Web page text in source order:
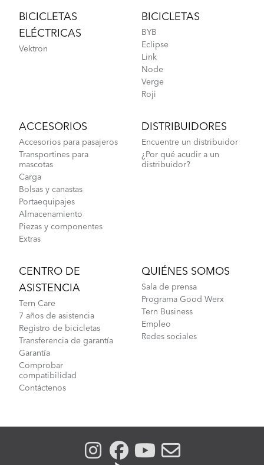
BICICLETAS
ELÉCTRICAS
Vektron
BICICLETAS
BYB
Eclipse
Link
Node
Verge
Roji
ACCESORIOS
Accesorios para pasajeros
Transportines para
mascotas
Carga
Bolsas y canastas
Portaequipajes
Almacenamiento
Piezas y componentes
Extras
DISTRIBUIDORES
Encuentre un distribuidor
¿Por qué acudir a un
distribuidor?
CENTRO DE
ASISTENCIA
Tern Care
7 años de asistencia
Registro de bicicletas
Transferencia de garantía
Garantía
Comprobar
compatibilidad
Contáctenos
QUIÉNES SOMOS
Sala de prensa
Programa Good Werx
Tern Business
Empleo
Redes sociales